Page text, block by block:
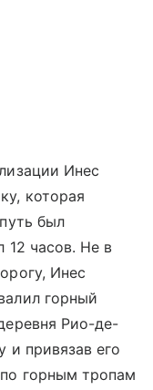
Инес
которая
был
12 часов. Не в
Инес
горный
Рио-де-
и привязав его
горным тропам